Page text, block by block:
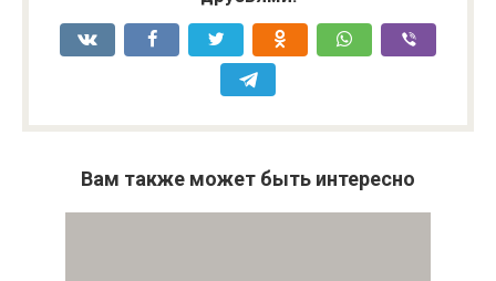
Вам также может быть интересно